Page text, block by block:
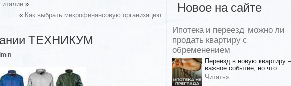
италии »
« Как выбрать микрофинансовую организацию
ТЕХНИКУМ
Новое на сайте
Ипотека и переезд: можно ли
продать квартиру с
обременением
Переезд в новую квартиру
важное событие, но что...
Читать»